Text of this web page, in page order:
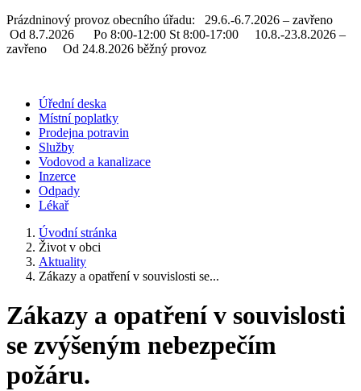
Prázdninový provoz obecního úřadu: 29.6.-6.7.2026 – zavřeno
Od 8.7.2026 Po 8:00-12:00 St 8:00-17:00 10.8.-23.8.2026 –
zavřeno Od 24.8.2026 běžný provoz
Úřední deska
Místní poplatky
Prodejna potravin
Služby
Vodovod a kanalizace
Inzerce
Odpady
Lékař
Úvodní stránka
Život v obci
Aktuality
Zákazy a opatření v souvislosti se...
Zákazy a opatření v souvislosti
se zvýšeným nebezpečím
požáru.